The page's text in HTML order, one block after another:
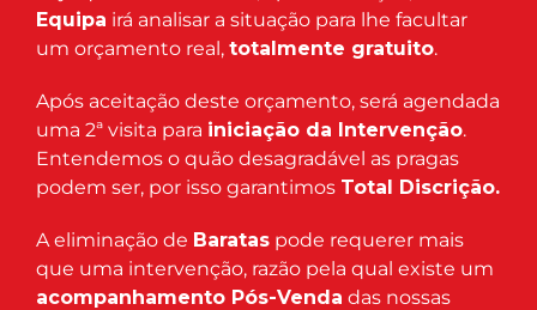
Equipa irá analisar a situação para lhe facultar
um orçamento real, totalmente gratuito.
Após aceitação deste orçamento, será agendada
uma 2ª visita para iniciação da Intervenção.
Entendemos o quão desagradável as pragas
podem ser, por isso garantimos Total Discrição.
A eliminação de Baratas pode requerer mais
que uma intervenção, razão pela qual existe um
acompanhamento Pós-Venda das nossas